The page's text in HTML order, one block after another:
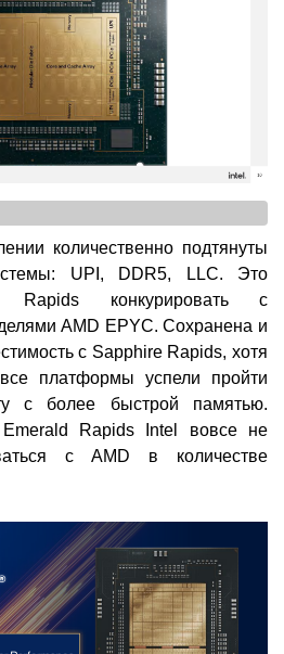
количественно подтянуты
UPI, DDR5, LLC. Это
Rapids конкурировать с
AMD EPYC. Сохранена и
с Sapphire Rapids, хотя
платформы успели пройти
с более быстрой памятью.
Rapids Intel вовсе не
с AMD в количестве